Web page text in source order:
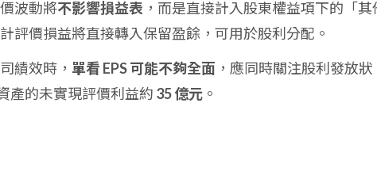
波動將不影響損益表 ，而是直接計入股東權益項下的「其
評價損益將直接轉入保留盈餘，可用於股利分配。
績效時， 單看 EPS 可能不夠全面 ，應同時關注股利發放狀
產的未實現評價利益約 35 億元 。